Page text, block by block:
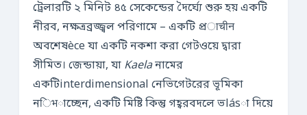
ট্রেলারটি ২ মিনিট ৪৫ সেকেন্ডের দৈর্ঘ্যে শুরু হয় একটি
নীরব, নক্ষত্রব্রজ্জ্বল পরিণামে – একটি প্রाचीन
অবশেষèce যা একটি নকশা করা গেটওয়ে দ্বারা
সীমিত। জেন্ডায়া, যা Kaelaনামের
একটিinterdimensional নেভিগেটরের ভূমিকা
নिभাচ্ছেন, একটি মিষ্টি কিন্তু গহ্বরবদলে ভlásা দিয়ে